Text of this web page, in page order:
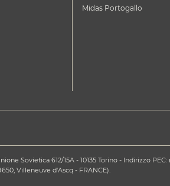
Midas Portogallo
Sovietica 612/15A - 10135 Torino - Indirizzo
Villeneuve d'Ascq - FRANCE).